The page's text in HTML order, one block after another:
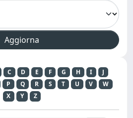
C D E F G H I
J
P Q R S T U V
W
X
Y Z